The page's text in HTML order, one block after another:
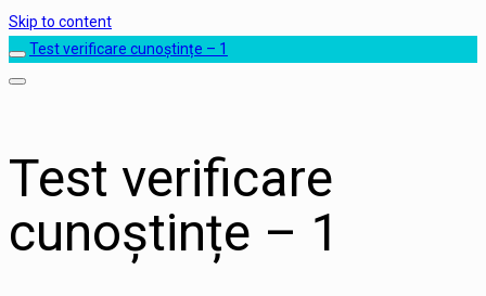
Skip to content
Test verificare cunoștințe – 1
Test verificare
cunoștințe – 1